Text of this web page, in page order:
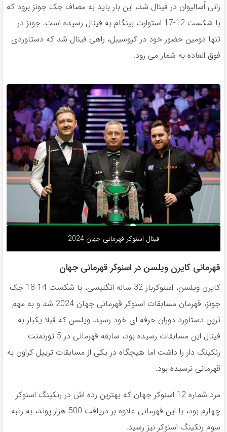
رانى اُساليوان در فينال شد، اين بار بايد به مصاف جک جونز برود كه
با شكست 12-17 استوارت بينگام به فينال رسيده است. جونز در
تنها دومين حضور خود در كروسيبل، راهى فينال شد كه دستاوردى
فوق العاده به شمار مى رود.
فینال اسنوکر قهرمانی جهان 2024
قهرمانی کایرن ویلسن در اسنوکر قهرمانی جهان
كايرن ويلسن، اسنوكرباز 32 ساله انگليسى، با شكست 14-18 جک
جونز، قهرمان مسابقات اسنوكر قهرمانى جهان 2024 شد و به مهم
ترين دستاورد دوران حرفه اى خود رسيد. ويلسن كه قبلا يكبار به
فينال اين مسابقات رسيده بود، سابقه قهرمانى در 5 تورنمنت
رنكينگ دار را داشت اما هيچگاه در يكى از مسابقات تريپل كراون به
قهرمانى نرسيده بود.
مرد شماره 12 اسنوكر جهان كه بهترين رده اش در رنكينگ اسنوكر
چهارم بود، با اين قهرمانى علاوه بر دريافت 500 هزار پوند، به رتبه
سوم رنكينگ اسنوكر نيز رسيد.